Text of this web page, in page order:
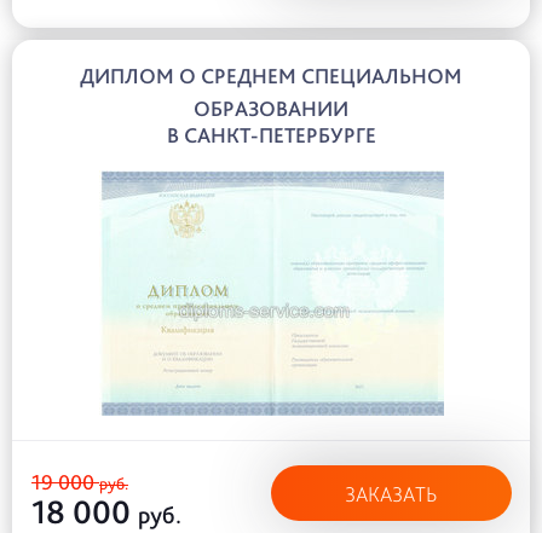
ДИПЛОМ О СРЕДНЕМ СПЕЦИАЛЬНОМ
ОБРАЗОВАНИИ
В САНКТ-ПЕТЕРБУРГЕ
19 000руб.
18 000 руб.
ЗАКАЗАТЬ